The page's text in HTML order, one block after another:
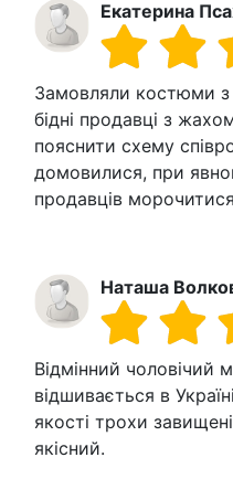
Екатерина
Замовляли костюми з
бідні продавці з
пояснити схему
домовилися, при
продавців
Наташа
Відмінний чоловічий
відшивається в
якості трохи
якісний.